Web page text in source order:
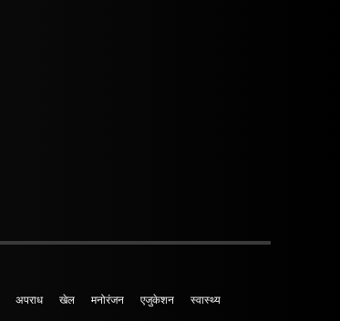
अपराध खेल मनोरंजन एजुकेशन स्वास्थ्य